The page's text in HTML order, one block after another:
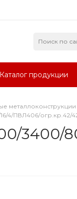
Каталог продукции
металлоконструкции
4/ПВЛ406/огр.кр.42/
3400/